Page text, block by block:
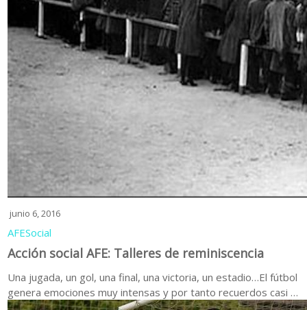
junio 6, 2016
AFESocial
Acción social AFE: Talleres de reminiscencia
Una jugada, un gol, una final, una victoria, un estadio…El fútbol
genera emociones muy intensas y por tanto recuerdos casi …